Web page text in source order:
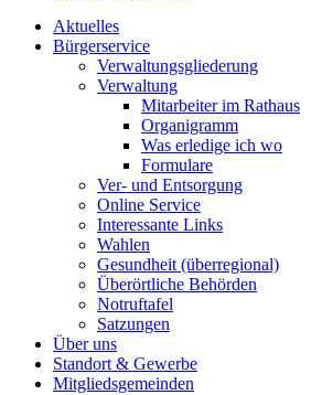
Aktuelles
Bürgerservice
Verwaltungsgliederung
Verwaltung
Mitarbeiter im Rathaus
Organigramm
Was erledige ich wo
Formulare
Ver- und Entsorgung
Online Service
Interessante Links
Wahlen
Gesundheit (überregional)
Überörtliche Behörden
Notruftafel
Satzungen
Über uns
Standort & Gewerbe
Mitgliedsgemeinden